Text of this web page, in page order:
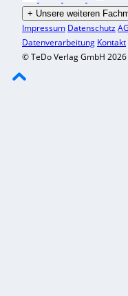
+ Unsere weiteren
Impressum Datenschutz
Datenverarbeitung Kontakt
© TeDo Verlag GmbH